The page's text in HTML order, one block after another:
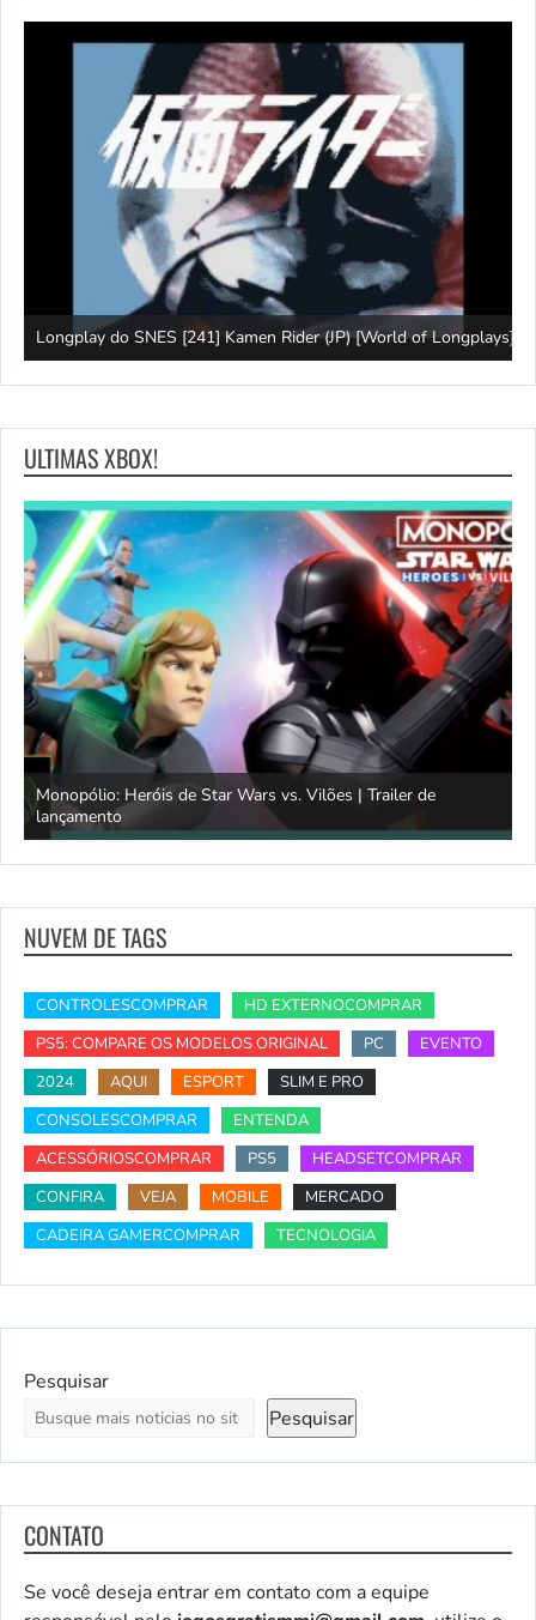
Longplay do SNES [241] Kamen Rider (JP) [World of Longplays]
ULTIMAS XBOX!
Monopólio: Heróis de Star Wars vs. Vilões | Trailer de
lançamento
NUVEM DE TAGS
CONTROLESCOMPRAR
HD EXTERNOCOMPRAR
PS5: COMPARE OS MODELOS ORIGINAL
PC
EVENTO
2024
AQUI ESPORT
SLIM E PRO
CONSOLESCOMPRAR
ENTENDA
ACESSÓRIOSCOMPRAR
PS5
HEADSETCOMPRAR
CONFIRA
VEJA MOBILE
MERCADO
CADEIRA GAMERCOMPRAR
TECNOLOGIA
Pesquisar
Pesquisar
CONTATO
Se você deseja entrar em contato com a equipe